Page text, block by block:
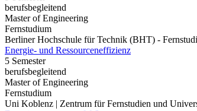
berufsbegleitend
Master of Engineering
Fernstudium
Berliner Hochschule für Technik (BHT) -
Energie- und Ressourceneffizienz
5 Semester
berufsbegleitend
Master of Engineering
Fernstudium
Uni Koblenz | Zentrum für Fernstudien und